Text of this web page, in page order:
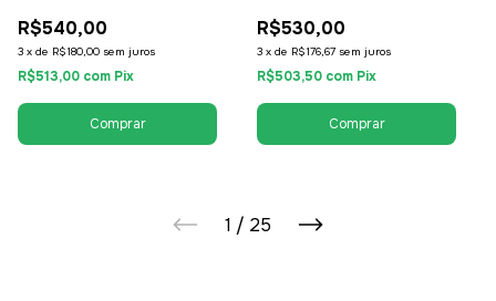
Eau de Parfum - Feminino
R$540,00
3 x de R$180,00 sem juros
R$513,00 com Pix
R$530,00
3 x de R$176,67 sem juros
R$503,50 com Pix
1 / 25